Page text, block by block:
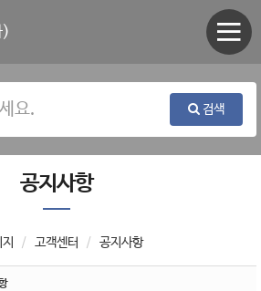
)
검색
공지사항
고객센터 공지사항